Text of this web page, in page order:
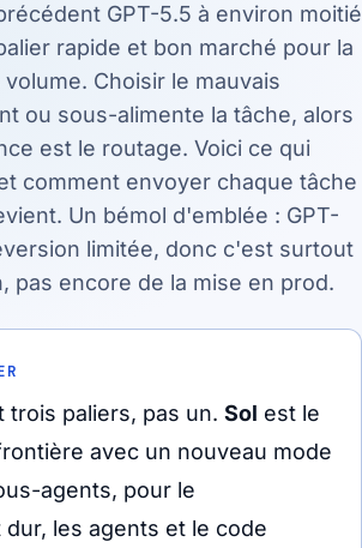
GPT-5.5 à environ moitié
rapide et bon marché pour la
Choisir le mauvais
ou sous-alimente la tâche, alors
est le routage. Voici ce qui
comment envoyer chaque tâche
Un bémol d'emblée : GPT-
limitée, donc c'est surtout
pas encore de la mise en prod.
trois paliers, pas un. Sol est le
avec un nouveau mode
agents, pour le
les agents et le code